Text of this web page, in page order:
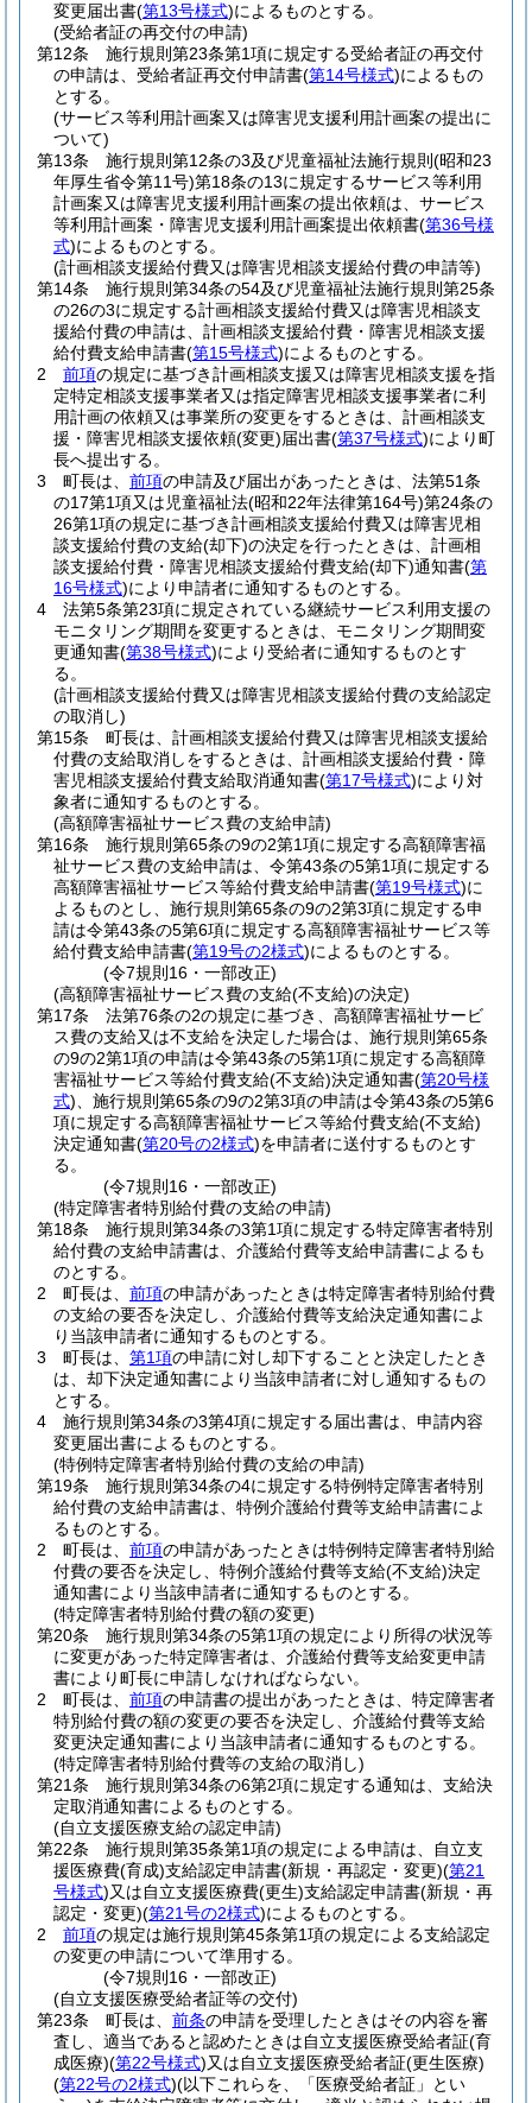
変更届出書(第13号様式)によるものとする。
(受給者証の再交付の申請)
第12条
施行規則第23条第1項に規定する受給者証の再交付
の申請は、受給者証再交付申請書(第14号様式)によるもの
とする。
(サービス等利用計画案又は障害児支援利用計画案の提出に
ついて)
第13条
施行規則第12条の3及び児童福祉法施行規則 (昭和23
年厚生省令第11号)第18条の13に規定するサービス等利用
計画案又は障害児支援利用計画案の提出依頼は、サービス
等利用計画案・障害児支援利用計画案提出依頼書(第36号様
式)によるものとする。
(計画相談支援給付費又は障害児相談支援給付費の申請等)
第14条
施行規則第34条の54及び児童福祉法施行規則第25条
の26の3に規定する計画相談支援給付費又は障害児相談支
援給付費の申請は、計画相談支援給付費・障害児相談支援
給付費支給申請書(第15号様式)によるものとする。
2
前項の規定に基づき計画相談支援又は障害児相談支援を指
定特定相談支援事業者又は指定障害児相談支援事業者に利
用計画の依頼又は事業所の変更をするときは、計画相談支
援・障害児相談支援依頼(変更)届出書(第37号様式)により町
長へ提出する。
3
町長は、 前項の申請及び届出があったときは、法第51条
の17第1項又は児童福祉法(昭和22年法律第164号)第24条の
26第1項の規定に基づき計画相談支援給付費又は障害児相
談支援給付費の支給(却下)の決定を行ったときは、計画相
談支援給付費・障害児相談支援給付費支給(却下)通知書(第
16号様式)により申請者に通知するものとする。
4
法第5条第23項に規定されている継続サービス利用支援の
モニタリング期間を変更するときは、モニタリング期間変
更通知書(第38号様式)により受給者に通知するものとす
る。
(計画相談支援給付費又は障害児相談支援給付費の支給認定
の取消し)
第15条
町長は、計画相談支援給付費又は障害児相談支援給
付費の支給取消しをするときは、計画相談支援給付費・障
害児相談支援給付費支給取消通知書(第17号様式)により対
象者に通知するものとする。
(高額障害福祉サービス費の支給申請)
第16条
施行規則第65条の9の2第1項に規定する高額障害福
祉サービス費の支給申請は、令第43条の5第1項に規定する
高額障害福祉サービス等給付費支給申請書(第19号様式)に
よるものとし、施行規則第65条の9の2第3項に規定する申
請は令第43条の5第6項に規定する高額障害福祉サービス等
給付費支給申請書(第19号の2様式)によるものとする。
(令7規則16・一部改正)
(高額障害福祉サービス費の支給(不支給)の決定)
第17条
法第76条の2の規定に基づき、高額障害福祉サービ
ス費の支給又は不支給を決定した場合は、施行規則第65条
の9の2第1項の申請は令第43条の5第1項に規定する高額障
害福祉サービス等給付費支給(不支給)決定通知書(第20号様
式) 、施行規則第65条の9の2第3項の申請は令第43条の5第6
項に規定する高額障害福祉サービス等給付費支給(不支給)
決定通知書(第20号の2様式)を申請者に送付するものとす
る。
(令7規則16・一部改正)
(特定障害者特別給付費の支給の申請)
第18条
施行規則第34条の3第1項に規定する特定障害者特別
給付費の支給申請書は、介護給付費等支給申請書によるも
のとする。
2
町長は、 前項の申請があったときは特定障害者特別給付費
の支給の要否を決定し、介護給付費等支給決定通知書によ
り当該申請者に通知するものとする。
3
町長は、 第1項の申請に対し却下することと決定したとき
は、却下決定通知書により当該申請者に対し通知するもの
とする。
4
施行規則第34条の3第4項に規定する届出書は、申請内容
変更届出書によるものとする。
(特例特定障害者特別給付費の支給の申請)
第19条
施行規則第34条の4に規定する特例特定障害者特別
給付費の支給申請書は、特例介護給付費等支給申請書によ
るものとする。
2
町長は、 前項の申請があったときは特例特定障害者特別給
付費の要否を決定し、特例介護給付費等支給(不支給)決定
通知書により当該申請者に通知するものとする。
(特定障害者特別給付費の額の変更)
第20条
施行規則第34条の5第1項の規定により所得の状況等
に変更があった特定障害者は、介護給付費等支給変更申請
書により町長に申請しなければならない。
2
町長は、 前項の申請書の提出があったときは、特定障害者
特別給付費の額の変更の要否を決定し、介護給付費等支給
変更決定通知書により当該申請者に通知するものとする。
(特定障害者特別給付費等の支給の取消し)
第21条
施行規則第34条の6第2項に規定する通知は、支給決
定取消通知書によるものとする。
(自立支援医療支給の認定申請)
第22条
施行規則第35条第1項の規定による申請は、自立支
援医療費(育成)支給認定申請書(新規・再認定・変更)(第21
号様式)又は自立支援医療費(更生)支給認定申請書(新規・再
認定・変更)(第21号の2様式)によるものとする。
2
前項の規定は施行規則第45条第1項の規定による支給認定
の変更の申請について準用する。
(令7規則16・一部改正)
(自立支援医療受給者証等の交付)
第23条
町長は、 前条の申請を受理したときはその内容を審
査し、適当であると認めたときは自立支援医療受給者証(育
成医療)(第22号様式)又は自立支援医療受給者証(更生医療)
(第22号の2様式)(以下これらを、「医療受給者証」とい